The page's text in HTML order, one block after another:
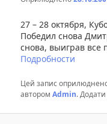
27 – 28 октября,
Победил снова
снова, выиграв все
Подробности
Цей запис
авторомAdmin.